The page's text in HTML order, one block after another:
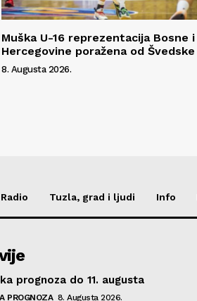
Muška U-16 reprezentacija Bosne i
Hercegovine poražena od Švedske
8. Augusta 2026.
Radio Tuzla, grad i ljudi Info
prognoza do 11. augusta
PROGNOZA 8. Augusta 2026.